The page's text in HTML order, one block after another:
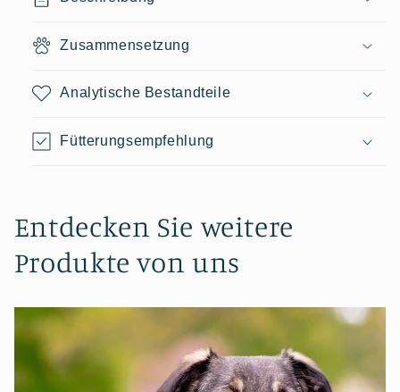
Zusammensetzung
Analytische Bestandteile
Fütterungsempfehlung
Entdecken Sie weitere
Produkte von uns